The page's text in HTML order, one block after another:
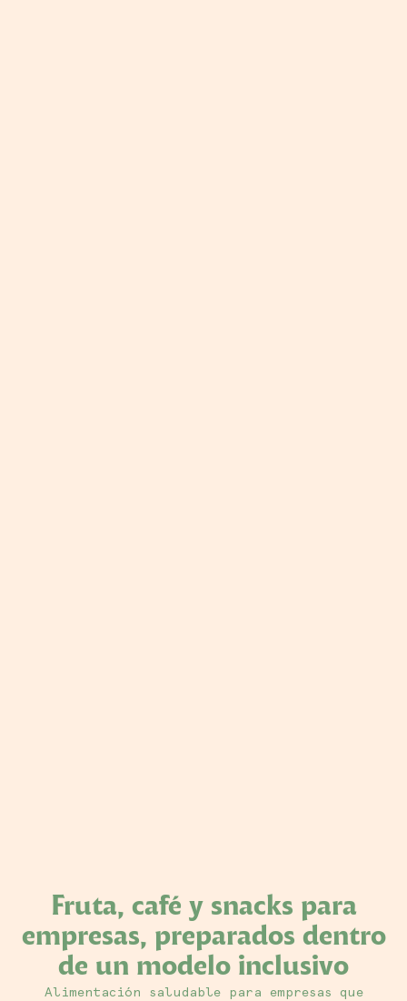
Fruta, café y snacks para
empresas, preparados dentro
de un modelo inclusivo
Alimentación saludable para empresas que